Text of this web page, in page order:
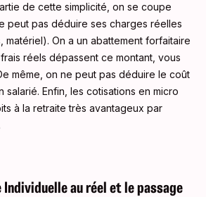
de cette simplicité, on se coupe
peut pas déduire ses charges réelles
matériel). On a un abattement forfaitaire
réels dépassent ce montant, vous
même, on ne peut pas déduire le coût
salarié. Enfin, les cotisations en micro
à la retraite très avantageux par
au réel et le passage